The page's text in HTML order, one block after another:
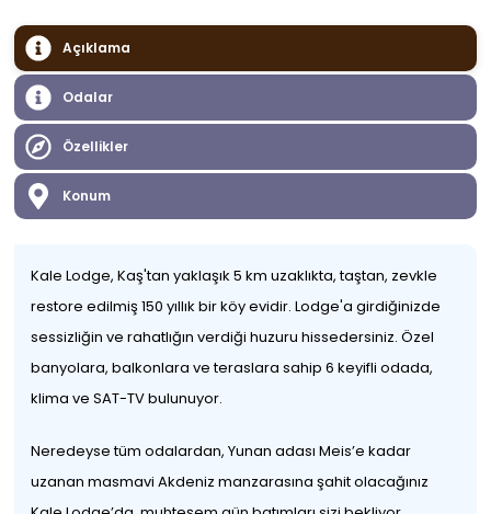
Açıklama
Odalar
Özellikler
Konum
Kale Lodge, Kaş'tan yaklaşık 5 km uzaklıkta, taştan, zevkle
restore edilmiş 150 yıllık bir köy evidir. Lodge'a girdiğinizde
sessizliğin ve rahatlığın verdiği huzuru hissedersiniz. Özel
banyolara, balkonlara ve teraslara sahip 6 keyifli odada,
klima ve SAT-TV bulunuyor.
Neredeyse tüm odalardan, Yunan adası Meis’e kadar
uzanan masmavi Akdeniz manzarasına şahit olacağınız